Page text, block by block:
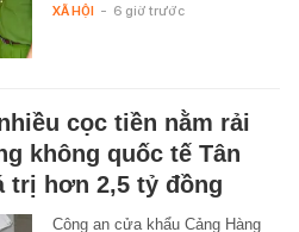
XÃ HỘI - 6 giờ trước
cọc tiền nằm rải
không quốc tế Tân
trị hơn 2,5 tỷ đồng
Công an cửa khẩu Cảng Hàng